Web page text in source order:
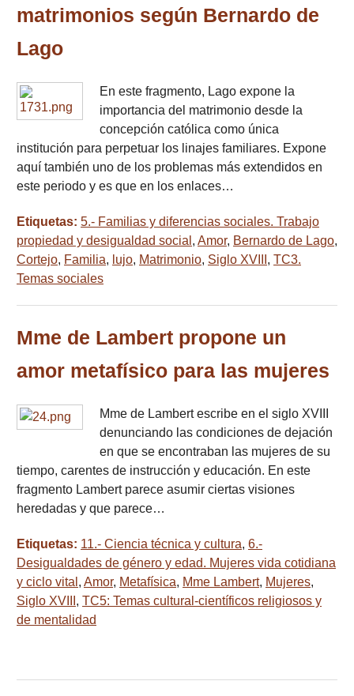
matrimonios según Bernardo de
Lago
En este fragmento, Lago expone la
importancia del matrimonio desde la
concepción católica como única
institución para perpetuar los linajes familiares. Expone
aquí también uno de los problemas más extendidos en
este periodo y es que en los enlaces…
Etiquetas: 5.- Familias y diferencias sociales. Trabajo
propiedad y desigualdad social , Amor, Bernardo de Lago,
Cortejo, Familia, lujo, Matrimonio, Siglo XVIII , TC3.
Temas sociales
Mme de Lambert propone un
amor metafísico para las mujeres
Mme de Lambert escribe en el siglo XVIII
denunciando las condiciones de dejación
en que se encontraban las mujeres de su
tiempo, carentes de instrucción y educación. En este
fragmento Lambert parece asumir ciertas visiones
heredadas y que parece…
Etiquetas: 11.- Ciencia técnica y cultura, 6.-
Desigualdades de género y edad. Mujeres vida cotidiana
y ciclo vital , Amor, Metafísica, Mme Lambert, Mujeres,
Siglo XVIII , TC5: Temas cultural-científicos religiosos y
de mentalidad